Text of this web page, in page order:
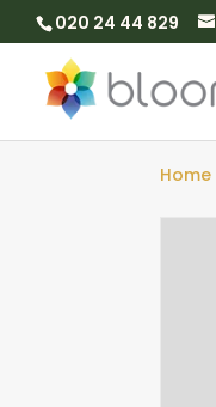
020 24 44 829
Home